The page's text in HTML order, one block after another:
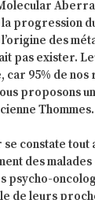
progression
des
pas exister.
95% de
proposons
Thommes.
constate tout
des
psycho-
de leurs